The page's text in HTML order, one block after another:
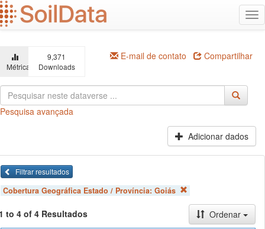
Ir
para
o
principal
Métricas
9,371
Downloads
E-mail de contato Compartilhar
Pesquisa avançada
Adicionar dados
Filtrar resultados
Cobertura Geográfica Estado / Província: Goiás
to 4 of 4 Resultados
Ordenar